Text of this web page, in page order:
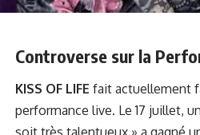
Controverse sur la
KISS OF LIFE fait actuellement
performance live. Le 17 juillet,